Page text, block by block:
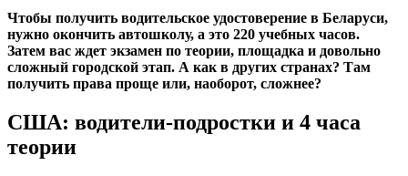
Чтобы получить водительское удостоверение в Беларуси,
нужно окончить автошколу, а это 220 учебных часов.
Затем вас ждет экзамен по теории, площадка и довольно
сложный городской этап. А как в других странах? Там
получить права проще или, наоборот, сложнее?
США: водители-подростки и 4 часа
теории